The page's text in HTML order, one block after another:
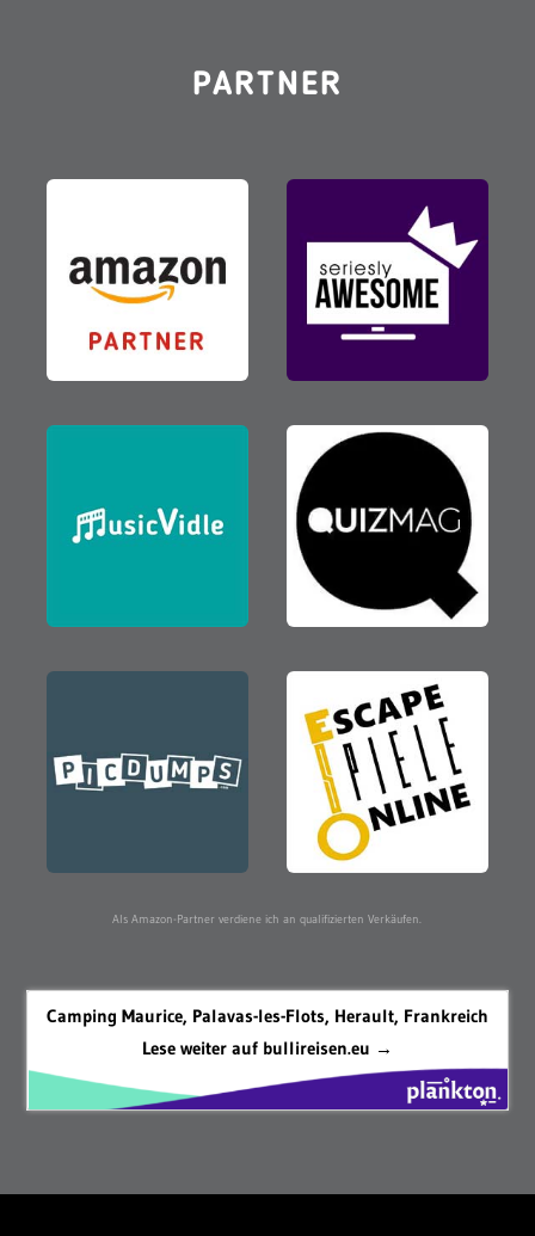
PARTNER
Als Amazon-Partner verdiene ich an qualifizierten Verkäufen.
Camping Maurice, Palavas-les-Flots, Herault, Frankreich
Lese weiter auf bullireisen.eu →